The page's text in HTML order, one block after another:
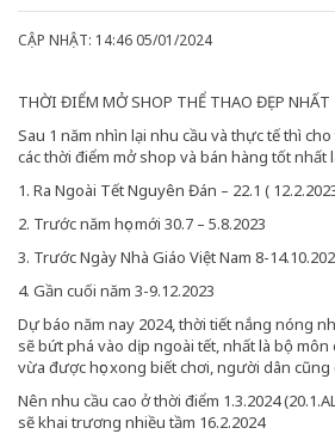
CẬP NHẬT: 14:46 05/01/2024
THỜI ĐIỂM MỞ SHOP THỂ THAO ĐẸP NHẤT
Sau 1 năm nhìn lại nhu cầu và thực tế thì
các thời điểm mở shop và bán hàng tốt nhất
1. Ra Ngoài Tết Nguyên Đán – 22.1 (
2. Trước năm học mới 30.7 – 5.8.2023
3. Trước Ngày Nhà Giáo Việt Nam 8-
4. Gần cuối năm 3-9.12.2023
Dự báo năm nay 2024, thời tiết nắng nóng
sẽ bứt phá vào dịp ngoài tết, nhất là bộ môn
vừa được học xong biết chơi, người dân
Nên nhu cầu cao ở thời điểm 1.3.2024
sẽ khai trương nhiều tầm 16.2.2024